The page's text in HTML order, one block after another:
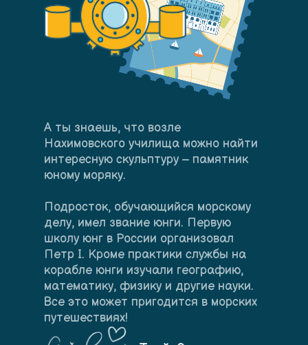
А ты знаешь, что возле
Нахимовского училища можно найти
интересную скульптуру – памятник
юному моряку.
Подросток, обучающийся морскому
делу, имел звание юнги. Первую
школу юнг в России организовал
Петр I. Кроме практики службы на
корабле юнги изучали географию,
математику, физику и другие науки.
Все это может пригодится в морских
путешествиях!